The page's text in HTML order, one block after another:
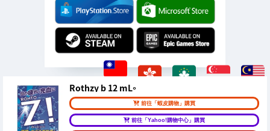
Rothzy b 12 mL。
前往「蝦皮購物」購買
前往「Yahoo!購物中心」購買